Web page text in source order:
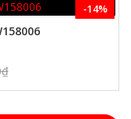
₫
-14%